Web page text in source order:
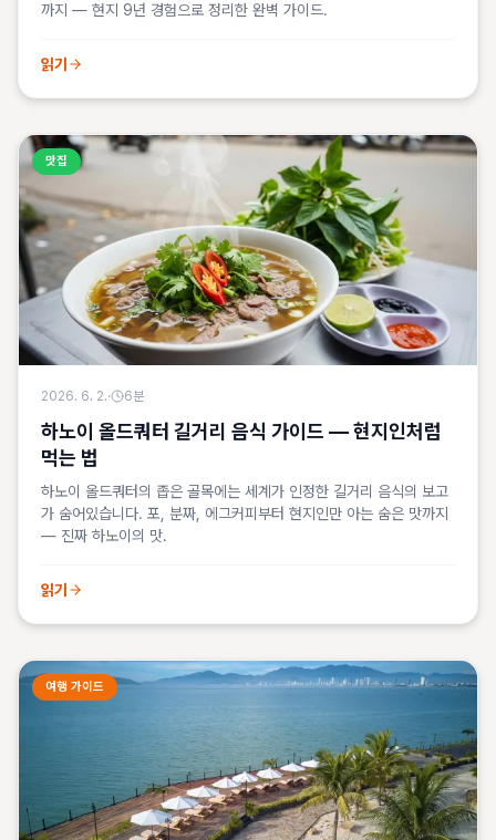
까지 — 현지 9년 경험으로 정리한 완벽 가이드.
읽기
맛집
2026. 6. 2.· 6분
하노이 올드쿼터 길거리 음식 가이드 — 현지인처럼
먹는 법
하노이 올드쿼터의 좁은 골목에는 세계가 인정한 길거리 음식의 보고
가 숨어있습니다. 포, 분짜, 에그커피부터 현지인만 아는 숨은 맛까지
— 진짜 하노이의 맛.
읽기
여행 가이드